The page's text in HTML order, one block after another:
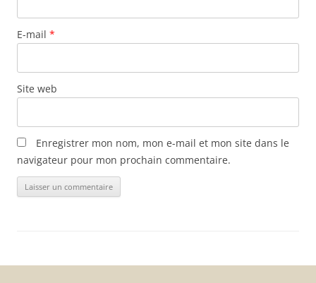
E-mail *
Site web
Enregistrer mon nom, mon e-mail et mon site dans le
navigateur pour mon prochain commentaire.